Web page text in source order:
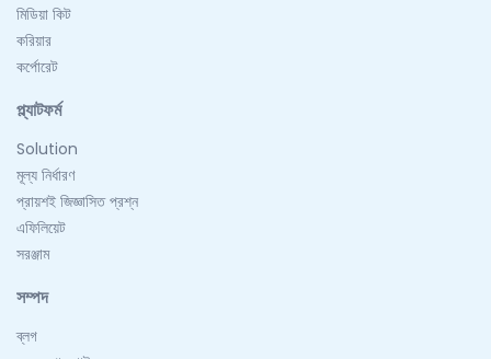
মিডিয়া কিট
করিয়ার
কর্পোরেট
প্ল্যাটফর্ম
Solution
মূল্য নির্ধারণ
প্রায়শই জিজ্ঞাসিত প্রশ্ন
এফিলিয়েট
সরঞ্জাম
সম্পদ
ব্লগ